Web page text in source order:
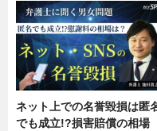
ネット上での名誉毀損は匿
でも成立!?損害賠償の相場